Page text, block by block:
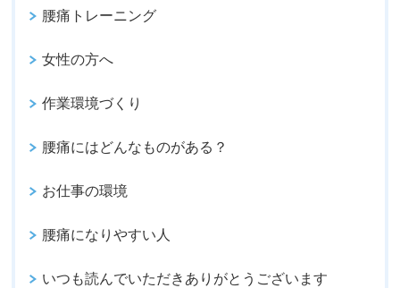
腰痛トレーニング
女性の方へ
作業環境づくり
腰痛にはどんなものがある？
お仕事の環境
腰痛になりやすい人
いつも読んでいただきありがとうございます